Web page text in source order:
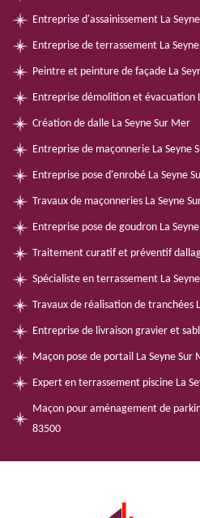
Entreprise d'assainissement La
Entreprise de terrassement La
Peintre et peinture de façade La
Entreprise démolition et évacuation
Création de dalle La Seyne Sur Mer
Entreprise de maçonnerie La Seyne
Entreprise pose d'enrobé La Seyne
Travaux de maçonneries La Seyne
Entreprise pose de goudron La
Traitement curatif et préventif
Spécialiste en terrassement La
Travaux de réalisation de tranchées
Entreprise de livraison gravier et
Maçon pose de portail La Seyne Sur
Expert en terrassement piscine La
Maçon pour aménagement de
83500